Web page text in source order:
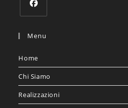
Menu
Home
Chi Siamo
Realizzazioni